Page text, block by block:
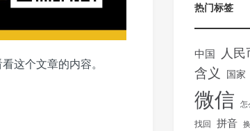
这个文章的内容。
热门标签
中国 人民
含义 国家
微信 怎
找回 拼音